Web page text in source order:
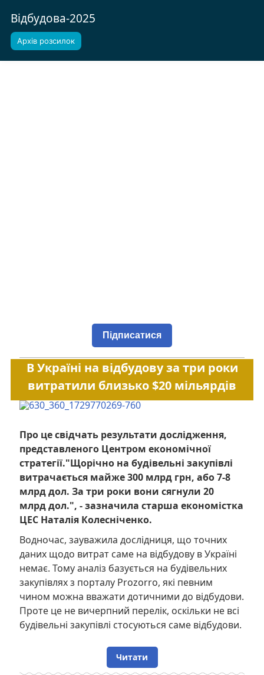
Відбудова-2025
Архів розсилок
Підписатися
В Україні на відбудову за три роки
витратили близько $20 мільярдів
Про це свідчать результати дослідження,
представленого Центром економічної
стратегії."Щорічно на будівельні закупівлі
витрачається майже 300 млрд грн, або 7-8
млрд дол. За три роки вони сягнули 20
млрд дол.", - зазначила старша економістка
ЦЕС Наталія Колесніченко.
Водночас, зауважила дослідниця, що точних
даних щодо витрат саме на відбудову в Україні
немає. Тому аналіз базується на будівельних
закупівлях з порталу Prozorro, які певним
чином можна вважати дотичними до відбудови.
Проте це не вичерпний перелік, оскільки не всі
будівельні закупівлі стосуються саме відбудови.
Читати